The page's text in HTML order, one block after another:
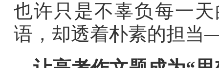
也许只是不辜负每一
语，却透着朴素的担